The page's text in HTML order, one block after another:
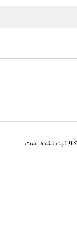
کالا ثبت نشده است